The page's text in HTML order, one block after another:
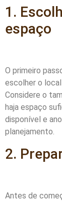
1.
espaço
O primeiro
escolher o
Considere o
haja espaço
disponível e
planejamento.
2.
Antes de